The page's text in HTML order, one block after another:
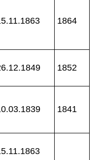
1864
1852
1841